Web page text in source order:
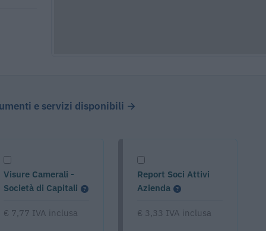
e servizi disponibili →
Visure Camerali -
Società di Capitali
€ 7,77 IVA inclusa
Report Soci Attivi
Azienda
€ 3,33 IVA inclusa